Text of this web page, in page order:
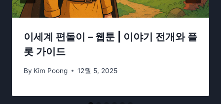
이세계 편돌이 – 웹툰 | 이야기 전개와 플
롯 가이드
By Kim Poong 12월 5, 2025